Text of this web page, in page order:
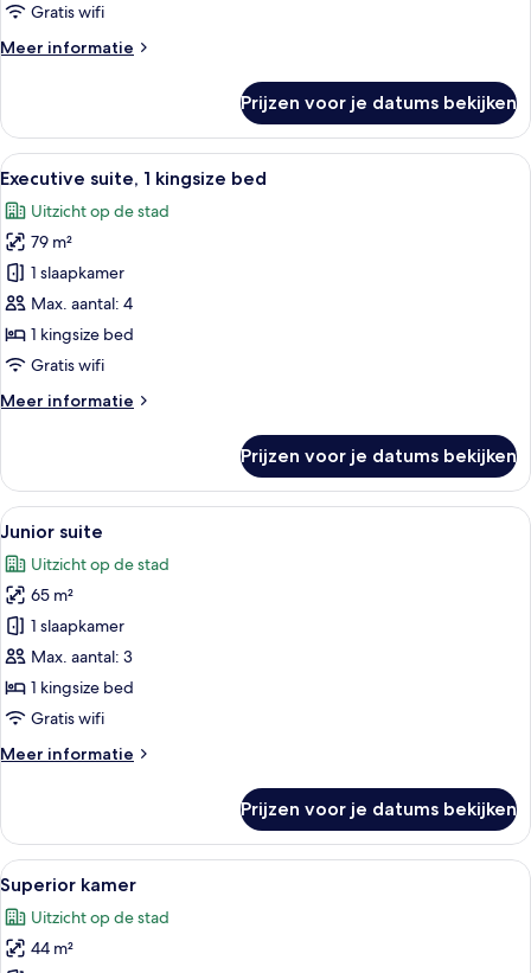
Gratis wifi
Meer informatie
Meer
1
kingsize
bed
Prijzen voor je datums bekijken
Alle
foto's
voor
Executive
suite,
1
kingsize
bed
Een hotelkamer met een bed,
7
Executive suite, 1 kingsize bed
Uitzicht op de stad
79 m²
1 slaapkamer
Max. aantal: 4
1 kingsize bed
Gratis wifi
Meer informatie
Meer
suite,
kingsize
Prijzen voor je datums bekijken
Alle
foto's
voor
Junior
suite
laden
Een hotelkamer met een zithoek,
6
Junior suite
Uitzicht op de stad
65 m²
1 slaapkamer
Max. aantal: 3
1 kingsize bed
Gratis wifi
Meer informatie
Meer
suite
Prijzen voor je datums bekijken
Alle
foto's
voor
Superior
Een hotelkamer met een groot bed,
5
Superior kamer
Uitzicht op de stad
44 m²